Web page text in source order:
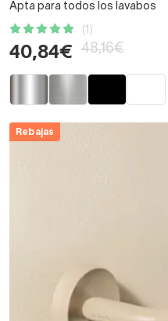
Apta para todos los lavabos
(1)
40,84€ 48,16€
Rebajas